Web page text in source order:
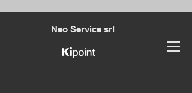
Neo Service srl